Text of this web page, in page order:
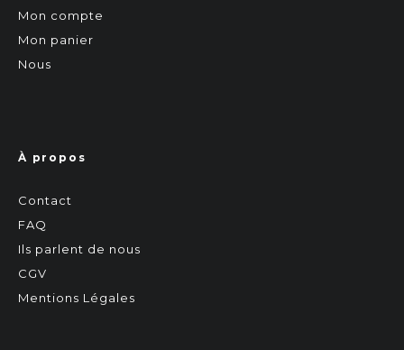
Mon compte
Mon panier
Nous
À propos
Contact
FAQ
Ils parlent de nous
CGV
Mentions Légales